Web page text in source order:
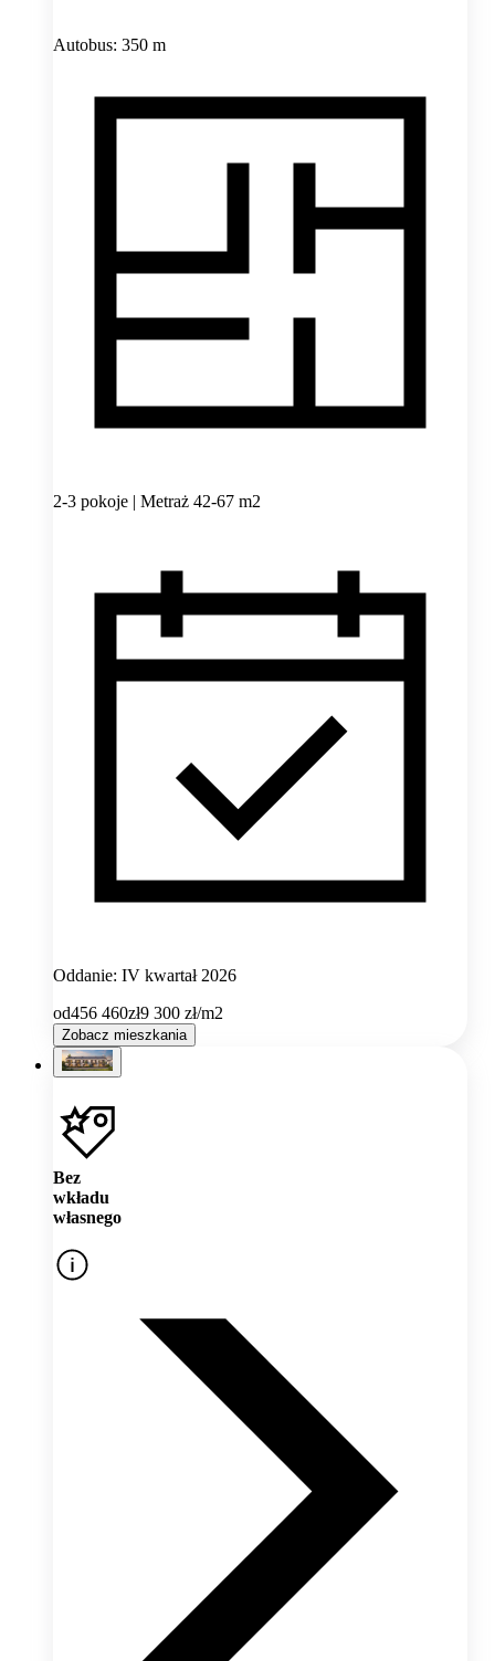
Autobus: 350 m
2-3 pokoje | Metraż 42-67 m2
Oddanie: IV kwartał 2026
od456 460zł9 300 zł/m2
Zobacz mieszkania
Bez
wkładu
własnego